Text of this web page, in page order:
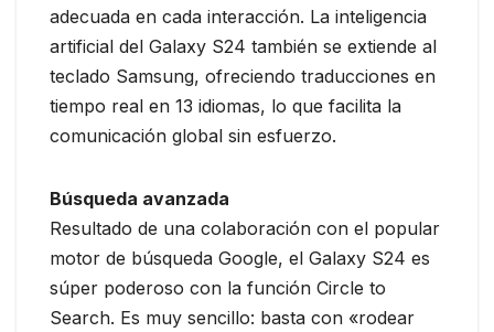
adecuada en cada interacción. La inteligencia
artificial del Galaxy S24 también se extiende al
teclado Samsung, ofreciendo traducciones en
tiempo real en 13 idiomas, lo que facilita la
comunicación global sin esfuerzo.
Búsqueda avanzada
Resultado de una colaboración con el popular
motor de búsqueda Google, el Galaxy S24 es
súper poderoso con la función Circle to
Search. Es muy sencillo: basta con «rodear